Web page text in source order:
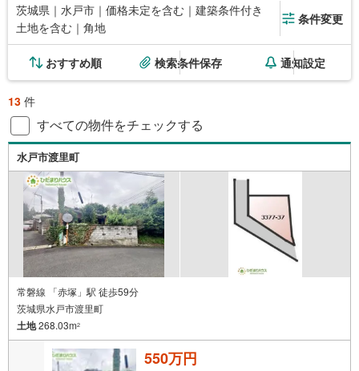
茨城県｜水戸市｜価格未定を含む｜建築条件付き
土地を含む｜角地
条件変更
おすすめ順 検索条件保存 通知設定
13 件
すべての物件をチェックする
水戸市渡里町
常磐線 「赤塚」駅 徒歩59分
茨城県水戸市渡里町
土地268.03m2
550万円